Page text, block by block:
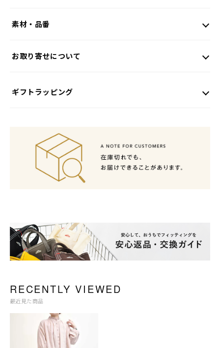
素材・品番
お取り寄せについて
ギフトラッピング
RECENTLY VIEWED
最近見た商品